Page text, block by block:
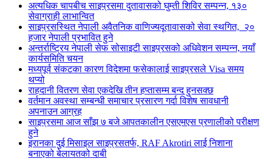
अत्यधिक चापबीच साइप्रसमा दुतावासको घुम्ती शिविर सम्पन्न, १३०
सेवाग्राही लाभान्वित
साइप्रसस्थित नेपाली अवैतनिक वाणिज्यदूतावासको सेवा स्थगित, २०
हजार नेपाली प्रभावित हुने
अन्तर्राष्ट्रिय नेपाली सेफ सोसाइटी साइप्रसको अधिवेशन सम्पन्न, नयाँ
कार्यसमिति चयन
मध्यपूर्व संकटका कारण विदेशमा फसेकालाई साइप्रसले Visa समय
थप्यो
राहदानी वितरण सेवा एकदेखि तीन हप्तासम्म बन्द हुनसक्छ
वर्तमान अवस्था सम्बन्धी समाचार प्रसारण गर्दा विशेष सावधानी
अपनाउन आग्रह
साइप्रसमा आज साँझ ७ बजे आपतकालीन एसएमएस प्रणालीको परीक्षण
हुने
इरानका दुई मिसाइल साइप्रसतर्फ, RAF Akrotiri लाई निशाना
बनाएको बेलायतको दाबी